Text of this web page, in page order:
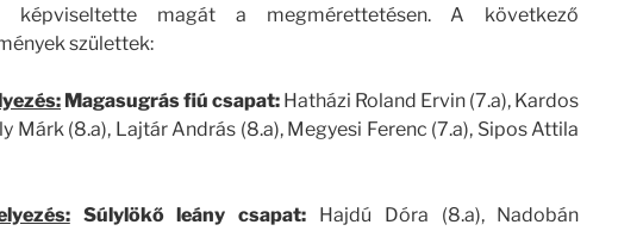
képviseltette magát a megmérettetésen. A következő
születtek:
Magasugrás fiú csapat: Hatházi Roland Ervin (7.a), Kardos
Márk (8.a), Lajtár András (8.a), Megyesi Ferenc (7.a), Sipos Attila
Súlylökő leány csapat:
Hajdú Dóra (8.a), Nadobán